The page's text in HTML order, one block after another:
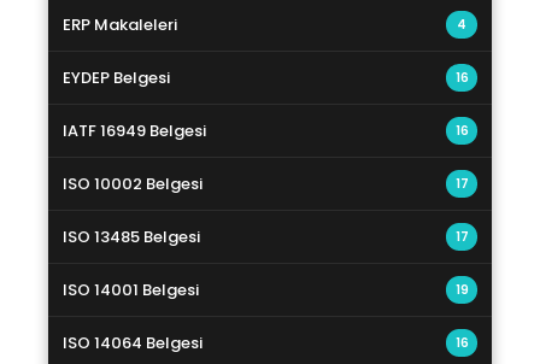
ERP Makaleleri 4
EYDEP Belgesi 16
IATF 16949 Belgesi 16
ISO 10002 Belgesi 17
ISO 13485 Belgesi 17
ISO 14001 Belgesi 19
ISO 14064 Belgesi 16